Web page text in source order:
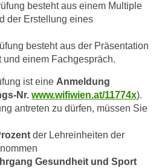
besteht aus einem Multiple
der Erstellung eines
besteht aus der Präsentation
und einem Fachgespräch.
ist eine Anmeldung
Nr. www.wifiwien.at/11774x).
antreten zu dürfen, müssen Sie
der Lehreinheiten der
Gesundheit und Sport